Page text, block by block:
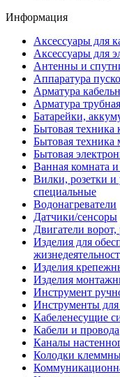
Информация
Аксессуары для
Аксессуары для
Антенны и
Аппаратура
Арматура
Арматура
Батарейки,
Бытовая техника
Бытовая техника
Бытовая
Ванная комната и
Вилки, розетки
специальные
Водонагреватели
Датчики/сенсоры
Двигатели
Изделия для
Изделия
Изделия
Инструмент
Инструменты для
Кабеленесущие
Кабели и провода
Каналы
Колодки